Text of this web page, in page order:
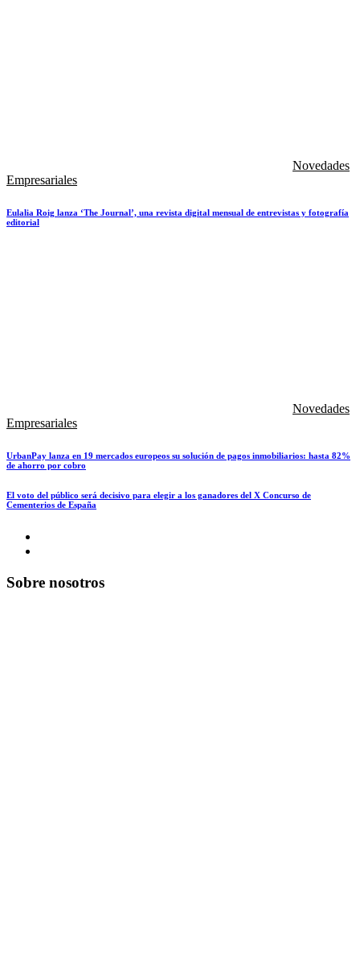
Novedades
Empresariales
Eulalia Roig lanza ‘The Journal’, una revista digital mensual de entrevistas y fotografía
editorial
Novedades
Empresariales
UrbanPay lanza en 19 mercados europeos su solución de pagos inmobiliarios: hasta 82%
de ahorro por cobro
El voto del público será decisivo para elegir a los ganadores del X Concurso de
Cementerios de España
Sobre nosotros